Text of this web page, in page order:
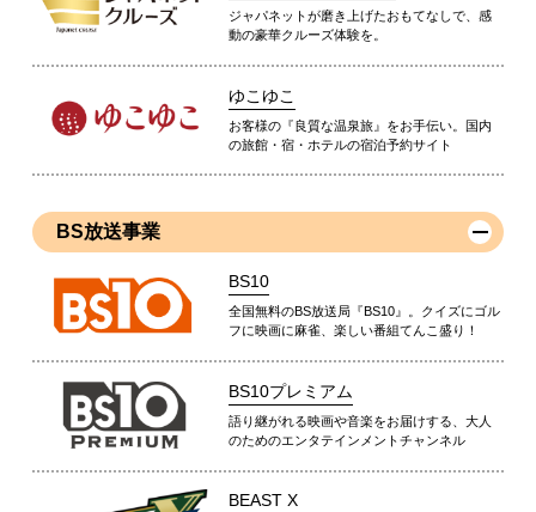
ジャパネットが磨き上げたおもてなしで、感
動の豪華クルーズ体験を。
ゆこゆこ
お客様の『良質な温泉旅』をお手伝い。国内
の旅館・宿・ホテルの宿泊予約サイト
BS放送事業
BS10
全国無料のBS放送局『BS10』。クイズにゴル
フに映画に麻雀、楽しい番組てんこ盛り！
BS10プレミアム
語り継がれる映画や音楽をお届けする、大人
のためのエンタテインメントチャンネル
BEAST X